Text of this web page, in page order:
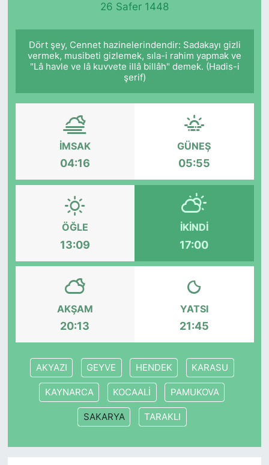
26 Safer 1448
Dört şey, Cennet hazinelerindendir: Sadakayı gizli
vermek, musibeti gizlemek, sıla-i rahim yapmak ve
"Lâ havle ve lâ kuvvete illâ billâh" demek. (Hadis-i
şerif)
İMSAK
04:16
GÜNEŞ
05:55
ÖĞLE
13:09
İKINDI
17:00
AKŞAM
20:13
YATSI
21:45
AKYAZI GEYVE HENDEK KARASU
KAYNARCA KOCAALİ PAMUKOVA
SAKARYA TARAKLI
Haber Arşivi